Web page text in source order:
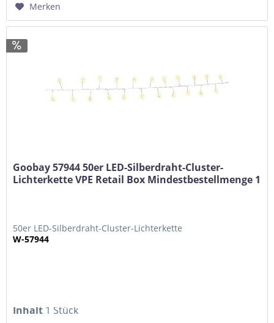
Merken
Goobay 57944 50er LED-Silberdraht-Cluster-
Lichterkette VPE Retail Box Mindestbestellmenge 1
50er LED-Silberdraht-Cluster-Lichterkette
W-57944
Inhalt 1 Stück